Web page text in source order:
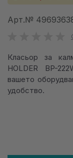
Арт.№
Класьор за
HOLDER BP-
вашето
удобство.